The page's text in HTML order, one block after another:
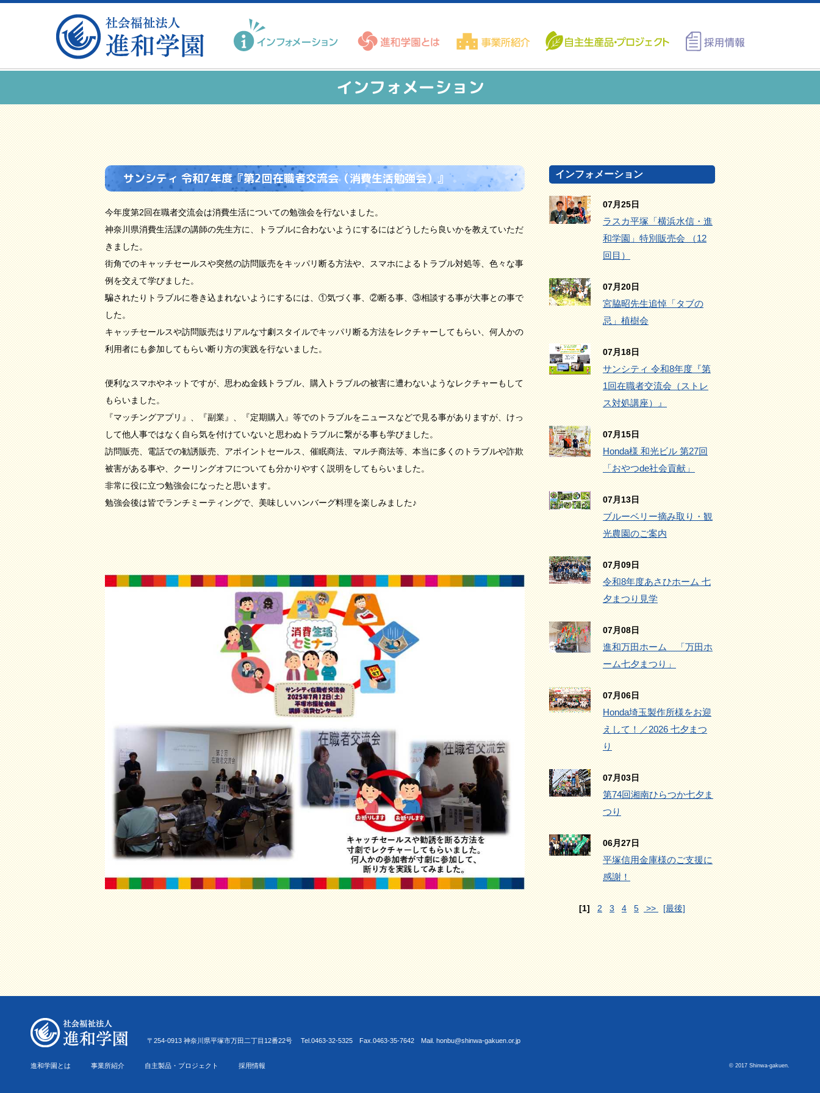
インフォメーション
サンシティ 令和7年度『第2回在職者交流会（消費生活勉強会）』
今年度第2回在職者交流会は消費生活についての勉強会を行ないました。
神奈川県消費生活課の講師の先生方に、トラブルに合わないようにするにはどうしたら良いかを教えていただ
きました。
街角でのキャッチセールスや突然の訪問販売をキッパリ断る方法や、スマホによるトラブル対処等、色々な事
例を交えて学びました。
騙されたりトラブルに巻き込まれないようにするには、①気づく事、②断る事、③相談する事が大事との事で
した。
キャッチセールスや訪問販売はリアルな寸劇スタイルでキッパリ断る方法をレクチャーしてもらい、何人かの
利用者にも参加してもらい断り方の実践を行ないました。
便利なスマホやネットですが、思わぬ金銭トラブル、購入トラブルの被害に遭わないようなレクチャーもして
もらいました。
『マッチングアプリ』、『副業』、『定期購入』等でのトラブルをニュースなどで見る事がありますが、けっ
して他人事ではなく自ら気を付けていないと思わぬトラブルに繋がる事も学びました。
訪問販売、電話での勧誘販売、アポイントセールス、催眠商法、マルチ商法等、本当に多くのトラブルや詐欺
被害がある事や、クーリングオフについても分かりやすく説明をしてもらいました。
非常に役に立つ勉強会になったと思います。
勉強会後は皆でランチミーティングで、美味しいハンバーグ料理を楽しみました♪
インフォメーション
07月25日
ラスカ平塚「横浜水信・進
和学園」特別販売会 （12
回目）
07月20日
宮脇昭先生追悼「タブの
忌」植樹会
07月18日
サンシティ 令和8年度『第
1回在職者交流会（ストレ
ス対処講座）』
07月15日
Honda様 和光ビル 第27回
「おやつde社会貢献」
07月13日
ブルーベリー摘み取り・観
光農園のご案内
07月09日
令和8年度あさひホーム 七
夕まつり見学
07月08日
進和万田ホーム 「万田ホ
ーム七夕まつり」
07月06日
Honda埼玉製作所様をお迎
えして！／2026 七夕まつ
り
07月03日
第74回湘南ひらつか七夕ま
つり
06月27日
平塚信用金庫様のご支援に
感謝！
[1] 2 3 4 5 >> [最後]
〒254-0913 神奈川県平塚市万田二丁目12番22号 Tel.0463-32-5325 Fax.0463-35-7642 Mail. honbu@shinwa-gakuen.or.jp
進和学園とは 事業所紹介 自主製品・プロジェクト 採用情報 © 2017 Shinwa-gakuen.